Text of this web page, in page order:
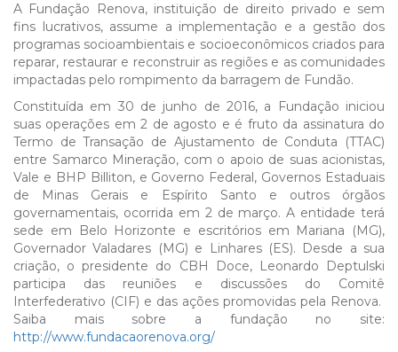
A Fundação Renova, instituição de direito privado e sem
fins lucrativos, assume a implementação e a gestão dos
programas socioambientais e socioeconômicos criados para
reparar, restaurar e reconstruir as regiões e as comunidades
impactadas pelo rompimento da barragem de Fundão.
Constituída em 30 de junho de 2016, a Fundação iniciou
suas operações em 2 de agosto e é fruto da assinatura do
Termo de Transação de Ajustamento de Conduta (TTAC)
entre Samarco Mineração, com o apoio de suas acionistas,
Vale e BHP Billiton, e Governo Federal, Governos Estaduais
de Minas Gerais e Espírito Santo e outros órgãos
governamentais, ocorrida em 2 de março. A entidade terá
sede em Belo Horizonte e escritórios em Mariana (MG),
Governador Valadares (MG) e Linhares (ES). Desde a sua
criação, o presidente do CBH Doce, Leonardo Deptulski
participa das reuniões e discussões do Comitê
Interfederativo (CIF) e das ações promovidas pela Renova.
Saiba mais sobre a fundação no site:
http://www.fundacaorenova.org/